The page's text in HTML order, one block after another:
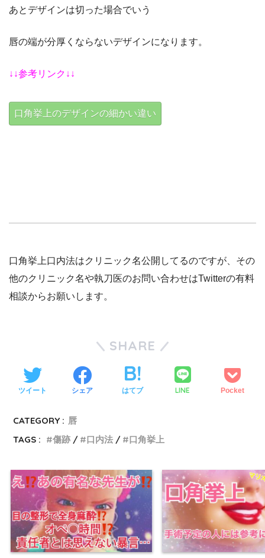
あとデザインは切った場合でいう
唇の端が分厚くならないデザインになります。
↓↓参考リンク↓↓
口角挙上のデザインの細かい違い
口角挙上口内法はクリニック名公開してるのですが、その
他のクリニック名や執刀医のお問い合わせはTwitterの有料
相談からお願いします。
SHARE
ツイート シェア はてブ LINE Pocket
CATEGORY : 唇
TAGS :
傷跡 口内法 口角挙上